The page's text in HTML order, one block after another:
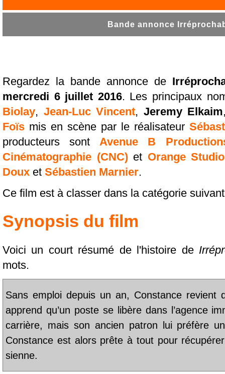
Bande annonce
Regardez la bande annonce de
mercredi 6 juillet 2016. Les principaux
Biolay, Jean-Luc Vincent, Jeremy Elkaim
Foïs mis en scène par le réalisateur
producteurs sontAvenue B
Cinématographie (CNC)et Orange
Doux et Sébastien Marnier.
Ce film est à classer dans la catégorie
Synopsis du film
Voici un court résumé de l'histoire de
mots.
Sans emploi depuis un an, Constance revient
apprend qu’un poste se libère dans l’agence
carrière, mais son ancien patron lui préfère
Constance est alors prête à tout pour
sienne.